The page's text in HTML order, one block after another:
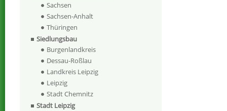
Sachsen
Sachsen-Anhalt
Thüringen
Siedlungsbau
Burgenlandkreis
Dessau-Roßlau
Landkreis Leipzig
Leipzig
Stadt Chemnitz
Stadt Leipzig